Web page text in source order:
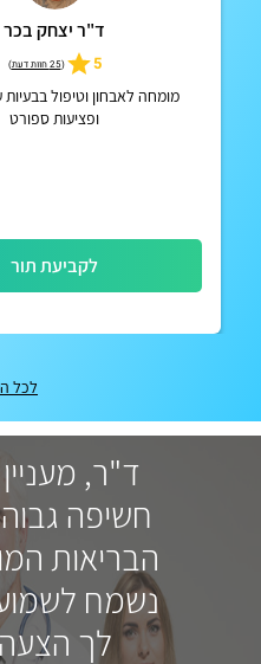
ד"ר יצחק בכר
5
(25 חוות דעת )
מומחה לאבחון וטיפול
ופציעות ספורט
לקביעת תור
לכל
ד"ר,
חשיפה
הבריאות
נשמח
לך